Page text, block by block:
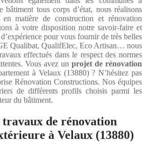
bâtiment tous corps d’état, nous réalisons
matière de construction et rénovation
à votre disposition notre savoir-faire et
pour vous fournir de très belles
Qualibat, QualifElec, Eco Artisan… nous
effectués dans le respect des normes
Vous avez un projet de rénovation
à Velaux (13880) ? N’hésitez pas
Rénovation Constructions. Nos équipes
de différents profils choisis parmi les
du bâtiment.
de rénovation
à Velaux (13880)